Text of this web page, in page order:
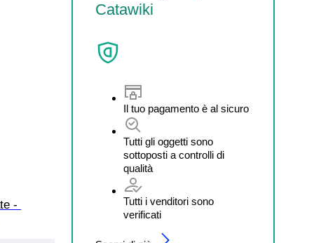
Catawiki
Il tuo pagamento è al sicuro
Tutti gli oggetti sono
sottoposti a controlli di
qualità
Tutti i venditori sono
verificati
-